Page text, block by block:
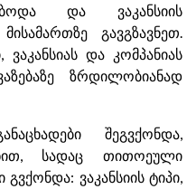
და ვაკანსიის
გავგზავნეთ.
ვაკანსიას და კომპანიას
ზრდილობიანად
შეგვქონდა,
სადაც თითოეული
ვაკანსიის ტიპი,